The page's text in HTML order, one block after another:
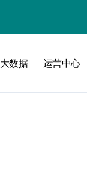
大数据 运营中心